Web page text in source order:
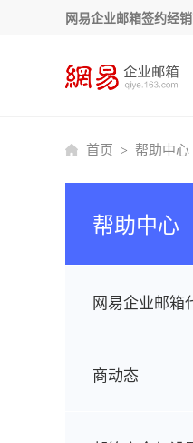
网易企业邮箱签约经
首页 > 帮助中心
帮助中心
网易企业邮箱
商动态